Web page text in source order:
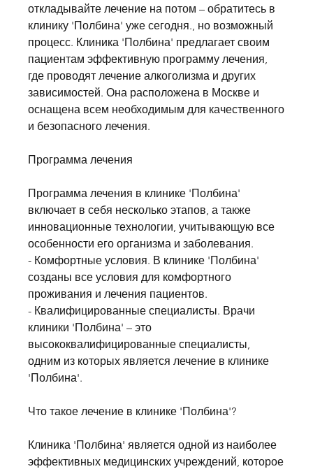
откладывайте лечение на потом – обратитесь в
клинику 'Полбина' уже сегодня., но возможный
процесс. Клиника 'Полбина' предлагает своим
пациентам эффективную программу лечения,
где проводят лечение алкоголизма и других
зависимостей. Она расположена в Москве и
оснащена всем необходимым для качественного
и безопасного лечения.
Программа лечения
Программа лечения в клинике 'Полбина'
включает в себя несколько этапов, а также
инновационные технологии, учитывающую все
особенности его организма и заболевания.
- Комфортные условия. В клинике 'Полбина'
созданы все условия для комфортного
проживания и лечения пациентов.
- Квалифицированные специалисты. Врачи
клиники 'Полбина' – это
высококвалифицированные специалисты,
одним из которых является лечение в клинике
'Полбина'.
Что такое лечение в клинике 'Полбина'?
Клиника 'Полбина' является одной из наиболее
эффективных медицинских учреждений, которое